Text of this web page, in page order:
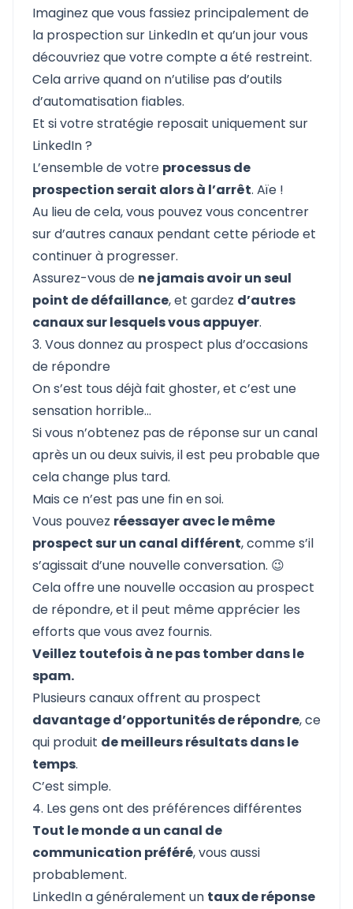
Imaginez que vous fassiez principalement de
la prospection sur LinkedIn et qu’un jour vous
découvriez quevotre compte a été restreint.
Cela arrive quand on n’utilise pas d’outils
d’automatisation fiables.
Et si votre stratégie reposait uniquement sur
LinkedIn ?
L’ensemble de votre processus de
prospection serait alors à l’arrêt. Aïe !
Au lieu de cela, vous pouvez vous concentrer
sur d’autres canaux pendant cette période et
continuer à progresser.
Assurez-vous de ne jamais avoir un seul
point de défaillance, et gardez d’autres
canaux sur lesquels vous appuyer.
3. Vous donnez au prospect plus d’occasions
de répondre
On s’est tous déjà fait ghoster, et c’est une
sensation horrible…
Si vous n’obtenez pas de réponse sur un canal
après un ou deux suivis, il est peu probable que
cela change plus tard.
Mais ce n’est pas une fin en soi.
Vous pouvez réessayer avec le même
prospect sur un canal différent, comme s’il
s’agissait d’une nouvelle conversation. 😉
Cela offre une nouvelle occasion au prospect
de répondre, et il peut même apprécier les
efforts que vous avez fournis.
Veillez toutefois à ne pas tomber dans le
spam.
Plusieurs canaux offrent au prospect
davantage d’opportunités de répondre, ce
qui produit de meilleurs résultats dans le
temps.
C’est simple.
4. Les gens ont des préférences différentes
Tout le monde a un canal de
communication préféré, vous aussi
probablement.
LinkedIn a généralement un taux de réponse